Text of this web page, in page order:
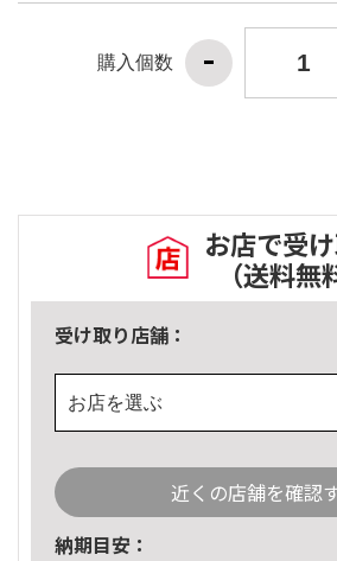
購入個数
お店で受
（送料無
受け取り店舗：
お店を選ぶ
近くの店舗を確認
納期目安：